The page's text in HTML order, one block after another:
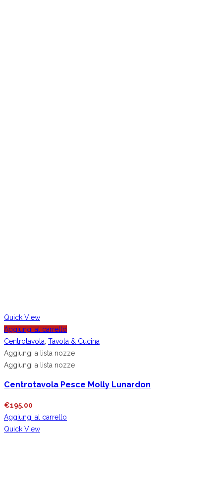
Quick View
Aggiungi al carrello
Centrotavola Tavola & Cucina
Aggiungi a lista nozze
Aggiungi a lista nozze
Centrotavola Pesce Molly Lunardon
€195.00
Aggiungi al carrello
Quick View